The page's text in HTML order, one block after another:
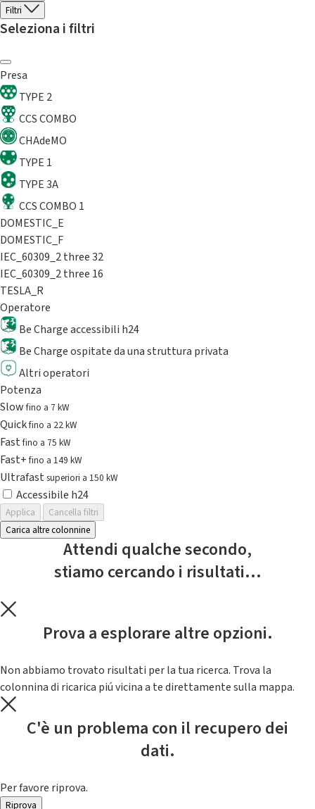
Filtri
Seleziona i filtri
Presa
TYPE 2
CCS COMBO
CHAdeMO
TYPE 1
TYPE 3A
CCS COMBO 1
DOMESTIC_E
DOMESTIC_F
IEC_60309_2 three 32
IEC_60309_2 three 16
TESLA_R
Operatore
Be Charge accessibili h24
Be Charge ospitate da una struttura privata
Altri operatori
Potenza
Slowfino a 7 kW
Quickfino a 22 kW
Fastfino a 75 kW
Fast+fino a 149 kW
Ultrafast superiori a 150 kW
Accessibile h24
Applica
Cancella filtri
Carica altre colonnine
Attendi qualche secondo,
stiamo cercando i risultati...
Prova a esplorare altre opzioni.
Non abbiamo trovato risultati per la tua ricerca. Trova la
colonnina di ricarica piú vicina a te direttamente sulla mappa.
C'è un problema con il recupero dei
dati.
Per favore riprova.
Riprova